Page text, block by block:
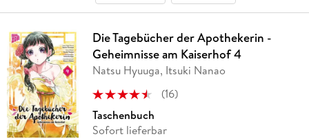
Die Tagebücher der Apothekerin -
Geheimnisse am Kaiserhof 4
Natsu Hyuuga, Itsuki Nanao
(16)
Taschenbuch
Sofort lieferbar